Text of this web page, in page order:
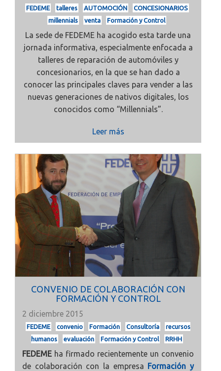
FEDEME talleres AUTOMOCIÓN
CONCESIONARIOS
millennials
venta Formación y Control
La sede de FEDEME ha acogido esta tarde una
jornada informativa, especialmente enfocada a
talleres de reparación de automóviles y
concesionarios, en la que se han dado a
conocer las principales claves para vender a las
nuevas generaciones de nativos digitales, los
conocidos como “Millennials”.
Leer más
CONVENIO DE COLABORACIÓN CON
FORMACIÓN Y CONTROL
2 diciembre 2015
FEDEME convenio Formación Consultoría
recursos
humanos
evaluación Formación y Control RRHH
FEDEME ha firmado recientemente un convenio
de colaboración con la empresa Formación y